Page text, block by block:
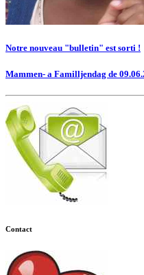
Notre nouveau "bulletin" est sorti !
Mammen- a Familljendag de
Contact